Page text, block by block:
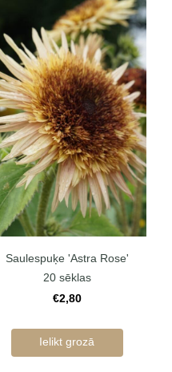
Saulespuķe 'Astra Rose'
20 sēklas
€2,80
Ielikt grozā